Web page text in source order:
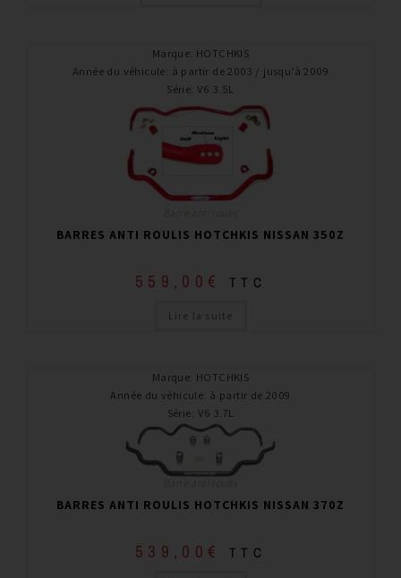
Marque: HOTCHKIS
Année du véhicule: à partir de 2003 / jusqu’à 2009
Série: V6 3.5L
BARRES ANTI ROULIS HOTCHKIS NISSAN 350Z
559,00 € TTC
Lire la suite
Marque: HOTCHKIS
Année du véhicule: à partir de 2009
Série: V6 3.7L
BARRES ANTI ROULIS HOTCHKIS NISSAN 370Z
539,00 € TTC